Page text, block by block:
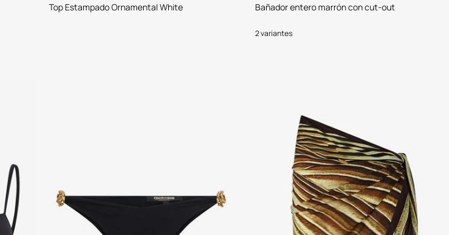
Top Estampado Ornamental White Bañador entero marrón con cut-out
2 variantes